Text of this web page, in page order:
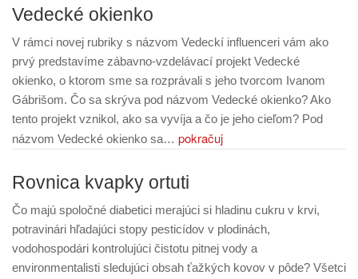
Vedecké okienko
V rámci novej rubriky s názvom Vedeckí influenceri vám ako
prvý predstavíme zábavno-vzdelávací projekt Vedecké
okienko, o ktorom sme sa rozprávali s jeho tvorcom Ivanom
Gábrišom. Čo sa skrýva pod názvom Vedecké okienko? Ako
tento projekt vznikol, ako sa vyvíja a čo je jeho cieľom? Pod
názvom Vedecké okienko sa… pokračuj
Rovnica kvapky ortuti
Čo majú spoločné diabetici merajúci si hladinu cukru v krvi,
potravinári hľadajúci stopy pesticídov v plodinách,
vodohospodári kontrolujúci čistotu pitnej vody a
environmentalisti sledujúci obsah ťažkých kovov v pôde? Všetci